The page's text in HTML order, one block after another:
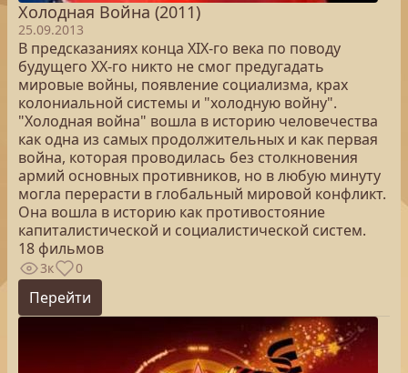
Холодная Война (2011)
25.09.2013
В предсказаниях конца XIX-го века по поводу
будущего XX-го никто не смог предугадать
мировые войны, появление социализма, крах
колониальной системы и "холодную войну".
"Холодная война" вошла в историю человечества
как одна из самых продолжительных и как первая
война, которая проводилась без столкновения
армий основных противников, но в любую минуту
могла перерасти в глобальный мировой конфликт.
Она вошла в историю как противостояние
капиталистической и социалистической систем.
18 фильмов
3к 0
Перейти